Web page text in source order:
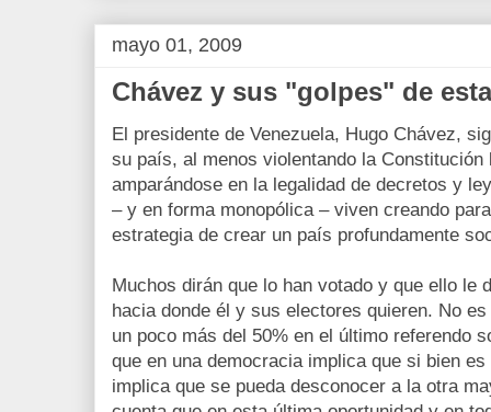
mayo 01, 2009
Chávez y sus "golpes" de
El presidente de Venezuela, Hugo Chávez,
su país, al menos violentando la Constitución
amparándose en la legalidad de decretos y
– y en forma monopólica – viven creando
estrategia de crear un país profundamente
Muchos dirán que lo han votado y que ello le
hacia donde él y sus electores quieren. No
un poco más del 50% en el último referendo
que en una democracia implica que si bien
implica que se pueda desconocer a la otra